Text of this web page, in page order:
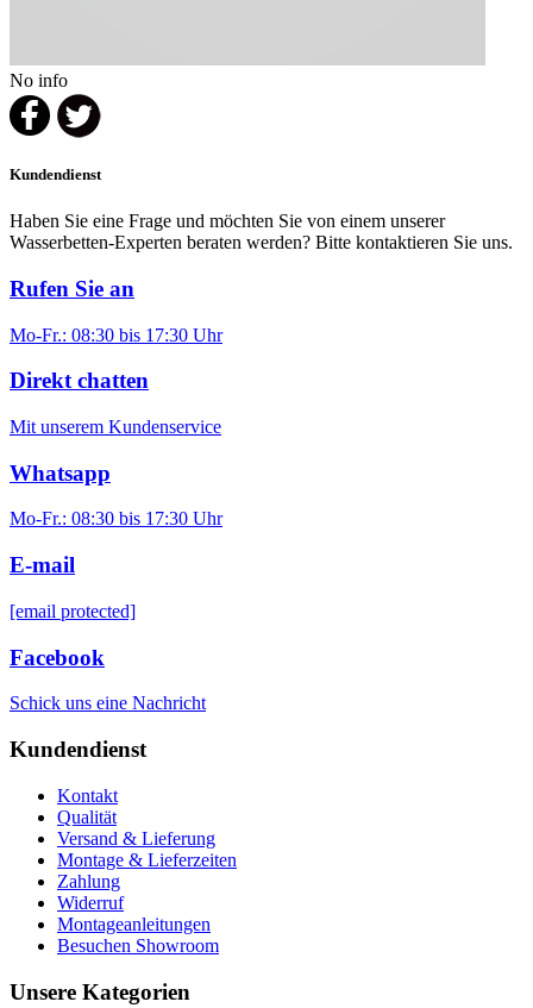
No info
Kundendienst
Haben Sie eine Frage und möchten Sie von einem unserer
Wasserbetten-Experten beraten werden? Bitte kontaktieren Sie uns.
Rufen Sie an
Mo-Fr.: 08:30 bis 17:30 Uhr
Direkt chatten
Mit unserem Kundenservice
Whatsapp
Mo-Fr.: 08:30 bis 17:30 Uhr
E-mail
[email protected]
Facebook
Schick uns eine Nachricht
Kundendienst
Kontakt
Qualität
Versand & Lieferung
Montage & Lieferzeiten
Zahlung
Widerruf
Montageanleitungen
Besuchen Showroom
Unsere Kategorien